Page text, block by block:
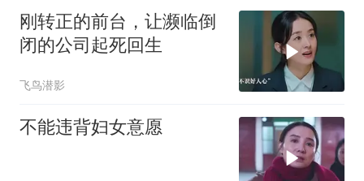
刚转正的前台，让濒临倒
闭的公司起死回生
飞鸟潜影
不能违背妇女意愿